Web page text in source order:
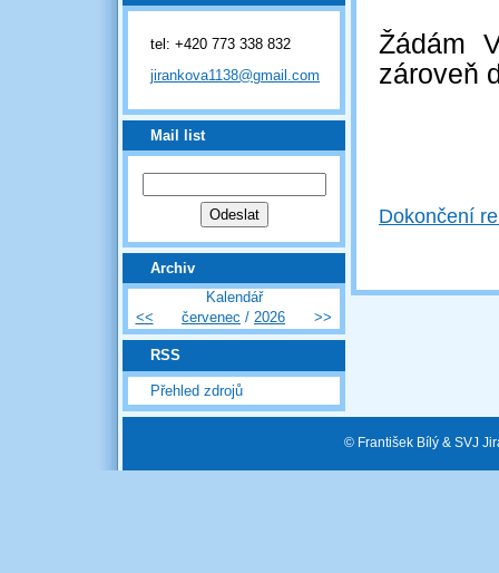
tel: +420 773 338 832
jirankova1138@gmail.com
Mail list
Archiv
Kalendář
<<
červenec / 2026 >>
RSS
Přehled zdrojů
Žádám
zároveň
Dokončení
© František Bílý & SVJ